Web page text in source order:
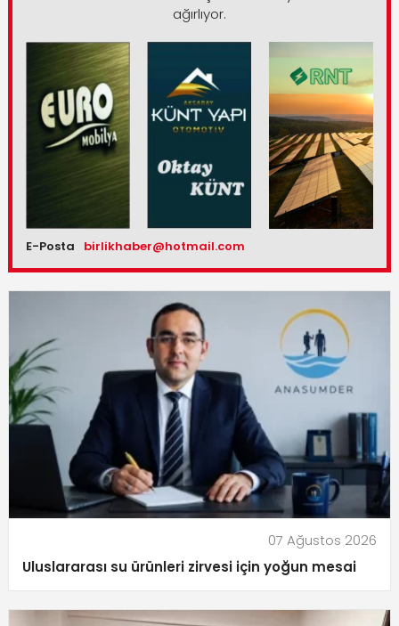
ağırlıyor.
E-Posta birlikhaber@hotmail.com
07 Ağustos 2026
Uluslararası su ürünleri zirvesi için yoğun mesai